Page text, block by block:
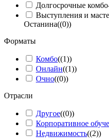
Долгосрочные
Выступления и
Останина((0))
Форматы
Комбо((1))
Онлайн((1))
Очно((0))
Отрасли
Другое((0))
Корпоративное
Недвижимость((2))